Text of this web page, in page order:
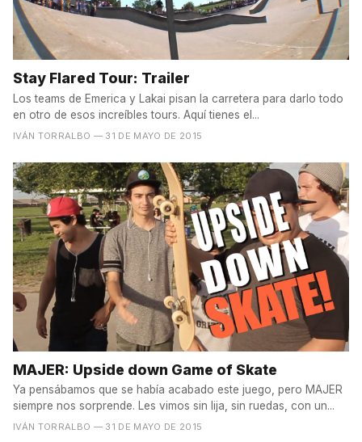
Stay Flared Tour: Trailer
Los teams de Emerica y Lakai pisan la carretera para darlo todo
en otro de esos increíbles tours. Aquí tienes el...
IVÁN TORRALBO — 31 DE MAYO DE 2015
MAJER: Upside down Game of Skate
Ya pensábamos que se había acabado este juego, pero MAJER
siempre nos sorprende. Les vimos sin lija, sin ruedas, con un...
IVÁN TORRALBO — 31 DE MAYO DE 2015